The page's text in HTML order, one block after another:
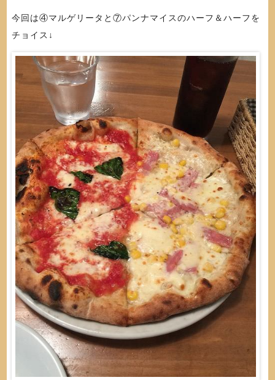
今回は④マルゲリータと⑦パンナマイスのハーフ＆ハーフを
チョイス↓